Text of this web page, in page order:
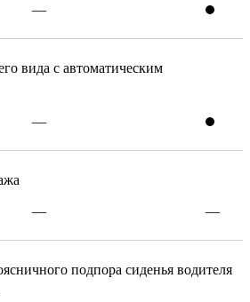
—
вида с автоматическим
—
— —
подпора сиденья водителя